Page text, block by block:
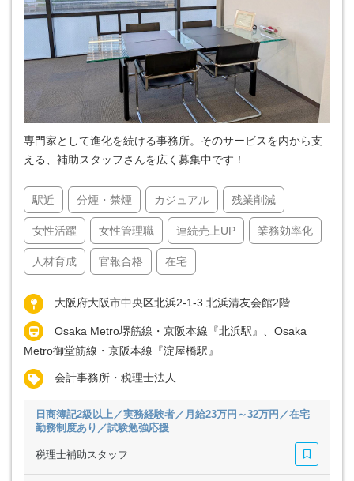
専門家として進化を続ける事務所。そのサービスを内から支
える、補助スタッフさんを広く募集中です！
駅近 分煙・禁煙 カジュアル 残業削減
女性活躍 女性管理職 連続売上UP 業務効率化
人材育成 官報合格 在宅
大阪府大阪市中央区北浜2-1-3 北浜清友会館2階
Osaka Metro堺筋線・京阪本線『北浜駅』、Osaka
Metro御堂筋線・京阪本線『淀屋橋駅』
会計事務所・税理士法人
日商簿記2級以上／実務経験者／月給23万円～32万円／在宅
勤務制度あり／試験勉強応援
税理士補助スタッフ